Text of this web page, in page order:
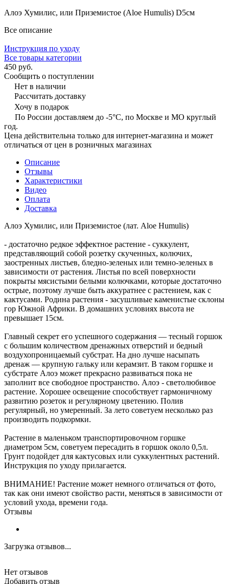
Алоэ Хумилис, или Приземистое (Aloe Humulis) D5см
Все описание
Инструкция по уходу
Все товары категории
450 руб.
Сообщить о поступлении
Нет в наличии
Рассчитать доставку
Хочу в подарок
По России доставляем до -5°C, по Москве и МО круглый
год.
Цена действительна только для интернет-магазина и может
отличаться от цен в розничных магазинах
Описание
Отзывы
Характеристики
Видео
Оплата
Доставка
Алоэ Хумилис, или Приземистое (лат. Aloe Humulis)
- достаточно редкое эффектное растение - суккулент,
представляющий собой розетку скученных, колючих,
заостренных листьев, бледно-зеленых или темно-зеленых в
зависимости от растения. Листья по всей поверхности
покрыты мясистыми белыми колючками, которые достаточно
острые, поэтому лучше быть аккуратнее с растением, как с
кактусами. Родина растения - засушливые каменистые склоны
гор Южной Африки. В домашних условиях высота не
превышает 15см.
Главный секрет его успешного содержания — тесный горшок
с большим количеством дренажных отверстий и бедный
воздухопроницаемый субстрат. На дно лучше насыпать
дренаж — крупную гальку или керамзит. В таком горшке и
субстрате Алоэ может прекрасно развиваться пока не
заполнит все свободное пространство. Алоэ - светолюбивое
растение. Хорошее освещение способствует гармоничному
развитию розеток и регулярному цветению. Полив
регулярный, но умеренный. За лето советуем несколько раз
производить подкормки.
Растение в маленьком транспортировочном горшке
диаметром 5см, советуем пересадить в горшок около 0,5л.
Грунт подойдет для кактусовых или суккулентных растений.
Инструкция по уходу прилагается.
ВНИМАНИЕ! Растение может немного отличаться от фото,
так как они имеют свойство расти, меняться в зависимости от
условий ухода, времени года.
Отзывы
Загрузка отзывов...
Нет отзывов
Добавить отзыв